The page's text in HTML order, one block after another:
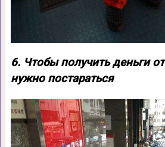
6. Чтобы получить деньги
нужно постараться